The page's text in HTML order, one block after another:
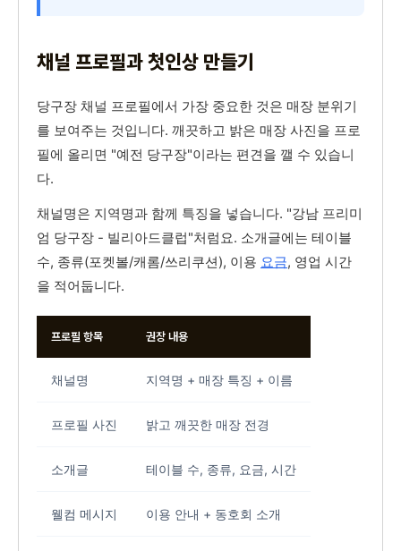
채널 프로필과 첫인상 만들기
당구장 채널 프로필에서 가장 중요한 것은 매장 분위기
를 보여주는 것입니다. 깨끗하고 밝은 매장 사진을 프로
필에 올리면 "예전 당구장"이라는 편견을 깰 수 있습니
다.
채널명은 지역명과 함께 특징을 넣습니다. "강남 프리미
엄 당구장 - 빌리아드클럽"처럼요. 소개글에는 테이블
수, 종류(포켓볼/캐롬/쓰리쿠션), 이용 요금, 영업 시간
을 적어둡니다.
프로필 항목 권장 내용
채널명 지역명 + 매장 특징 + 이름
프로필 사진 밝고 깨끗한 매장 전경
소개글 테이블 수, 종류, 요금, 시간
웰컴 메시지 이용 안내 + 동호회 소개